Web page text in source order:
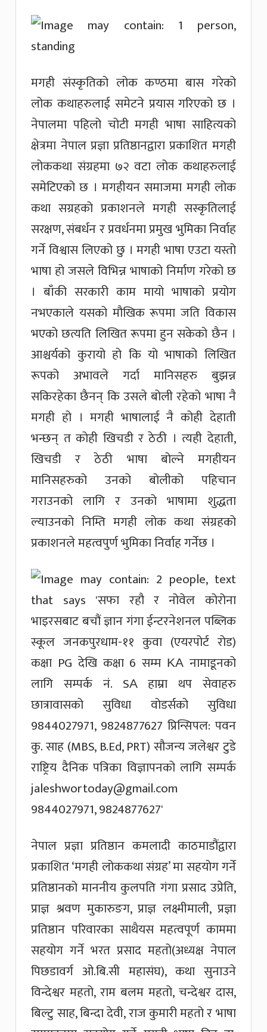
मगही संस्कृतिको लोक कण्ठमा बास गरेको
लोक कथाहरुलाई समेटने प्रयास गरिएको छ ।
नेपालमा पहिलो चोटी मगही भाषा साहित्यको
क्षेत्रमा नेपाल प्रज्ञा प्रतिष्ठानद्वारा प्रकाशित मगही
लोककथा संग्रहमा ७२ वटा लोक कथाहरुलाई
समेटिएको छ । मगहीयन समाजमा मगही लोक
कथा सग्रहको प्रकाशनले मगही सस्कृतिलाई
सरक्षण, संबर्धन र प्रवर्धनमा प्रमुख भुमिका निर्वाह
गर्ने विश्वास लिएको छु । मगही भाषा एउटा यस्तो
भाषा हो जसले विभिन्न भाषाको निर्माण गरेको छ
। बाँकी सरकारी काम मायो भाषाको प्रयोग
नभएकाले यसको मौखिक रूपमा जति विकास
भएको छत्यति लिखित रूपमा हुन सकेको छैन ।
आश्चर्यको कुरायो हो कि यो भाषाको लिखित
रूपको अभावले गर्दा मानिसहरु बुझन्न
सकिरहेका छैनन् कि उसले बोली रहेको भाषा नै
मगही हो । मगही भाषालाई नै कोही देहाती
भन्छन् त कोही खिचडी र ठेठी । त्यही देहाती,
खिचडी र ठेठी भाषा बोल्ने मगहीयन
मानिसहरुको उनको बोलीको पहिचान
गराउनको लागि र उनको भाषामा शुद्धता
ल्याउनको निम्ति मगही लोक कथा संग्रहको
प्रकाशनले महत्वपुर्ण भुमिका निर्वाह गर्नेछ ।
नेपाल प्रज्ञा प्रतिष्ठान कमलादी काठमाडौंद्वारा
प्रकाशित ‘मगही लोककथा संग्रह’ मा सहयोग गर्ने
प्रतिष्ठानको माननीय कुलपति गंगा प्रसाद उप्रेति,
प्राज्ञ श्रवण मुकारुङग, प्राज्ञ लक्ष्मीमाली, प्रज्ञा
प्रतिष्ठान परिवारका साथैयस महत्वपूर्ण काममा
सहयोग गर्ने भरत प्रसाद महतो(अध्यक्ष नेपाल
पिछडावर्ग ओ.बि.सी महासंघ), कथा सुनाउने
विन्देश्वर महतो, राम बलम महतो, चन्देश्वर दास,
बिल्टु साह, बिन्दा देवी, राज कुमारी महतो र भाषा